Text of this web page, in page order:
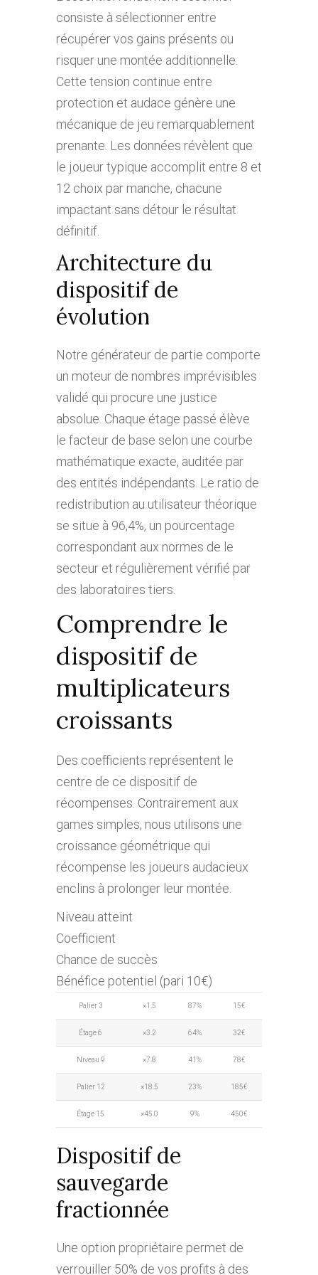
consiste à sélectionner entre
récupérer vos gains présents ou
risquer une montée additionnelle.
Cette tension continue entre
protection et audace génère une
mécanique de jeu remarquablement
prenante. Les données révèlent que
le joueur typique accomplit entre 8 et
12 choix par manche, chacune
impactant sans détour le résultat
définitif.
Architecture du
dispositif de
évolution
Notre générateur de partie comporte
un moteur de nombres imprévisibles
validé qui procure une justice
absolue. Chaque étage passé élève
le facteur de base selon une courbe
mathématique exacte, auditée par
des entités indépendants. Le ratio de
redistribution au utilisateur théorique
se situe à 96,4%, un pourcentage
correspondant aux normes de le
secteur et régulièrement vérifié par
des laboratoires tiers.
Comprendre le
dispositif de
multiplicateurs
croissants
Des coefficients représentent le
centre de ce dispositif de
récompenses. Contrairement aux
games simples, nous utilisons une
croissance géométrique qui
récompense les joueurs audacieux
enclins à prolonger leur montée.
Niveau atteint
Coefficient
Chance de succès
Bénéfice potentiel (pari 10€)
Palier 3 ×1.5 87% 15€
Étage 6 ×3.2 64% 32€
Niveau 9 ×7.8 41% 78€
Palier 12 ×18.5 23% 185€
Étage 15 ×45.0 9% 450€
Dispositif de
sauvegarde
fractionnée
Une option propriétaire permet de
verrouiller 50% de vos profits à des